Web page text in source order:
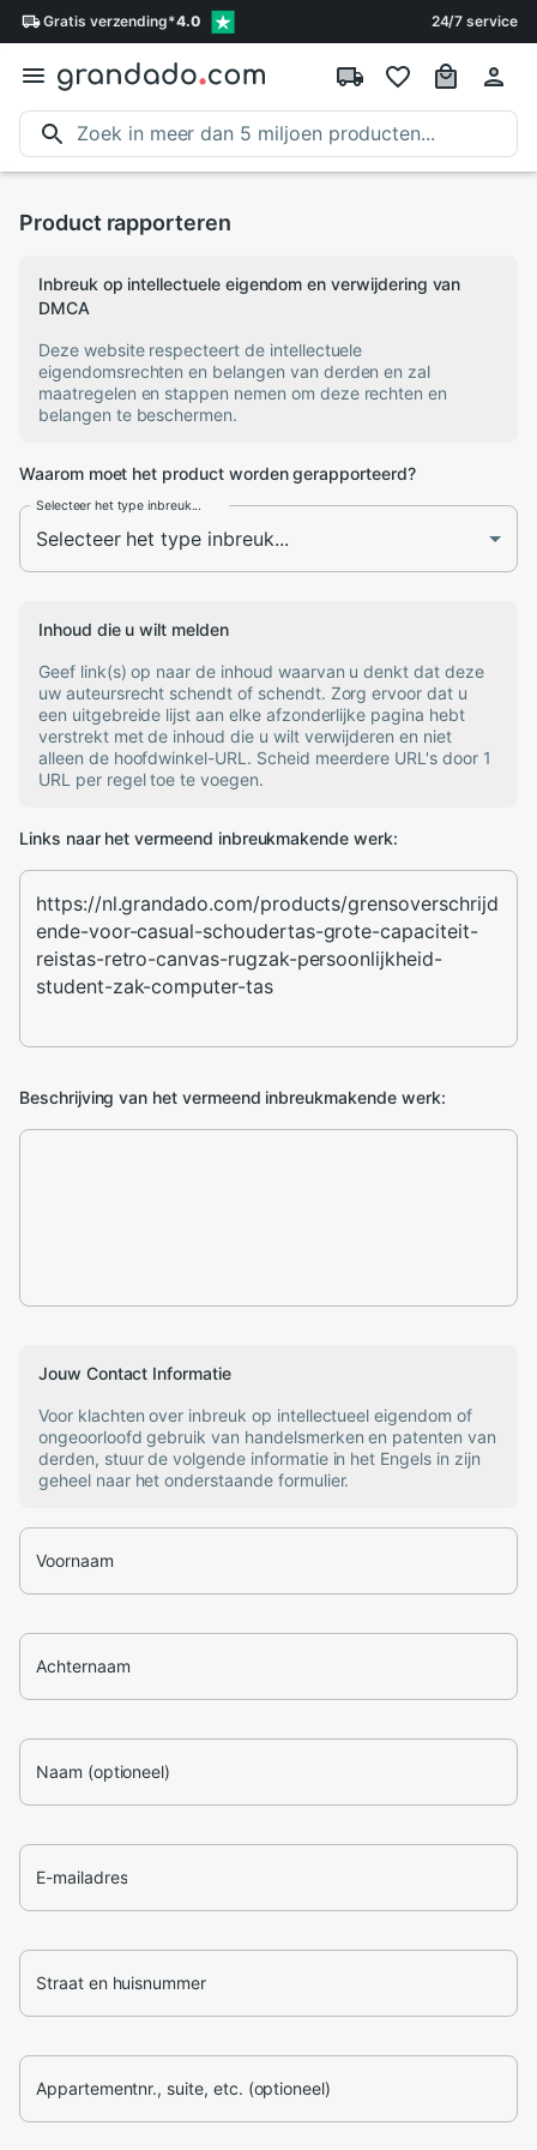
Gratis verzending*4.0 24/7 service
Product rapporteren
Inbreuk op intellectuele eigendom en verwijdering van
DMCA
Deze website respecteert de intellectuele
eigendomsrechten en belangen van derden en zal
maatregelen en stappen nemen om deze rechten en
belangen te beschermen.
Waarom moet het product worden gerapporteerd?
Selecteer het type inbreuk...
Inhoud die u wilt melden
Geef link(s) op naar de inhoud waarvan u denkt dat deze
uw auteursrecht schendt of schendt. Zorg ervoor dat u
een uitgebreide lijst aan elke afzonderlijke pagina hebt
verstrekt met de inhoud die u wilt verwijderen en niet
alleen de hoofdwinkel-URL. Scheid meerdere URL's door 1
URL per regel toe te voegen.
Links naar het vermeend inbreukmakende werk:
Beschrijving van het vermeend inbreukmakende werk:
Jouw Contact Informatie
Voor klachten over inbreuk op intellectueel eigendom of
ongeoorloofd gebruik van handelsmerken en patenten van
derden, stuur de volgende informatie in het Engels in zijn
geheel naar het onderstaande formulier.
Voornaam
Achternaam
Naam (optioneel)
E-mailadres
Straat en huisnummer
Appartementnr., suite, etc. (optioneel)